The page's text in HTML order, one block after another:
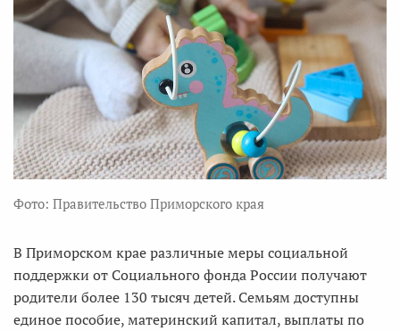
Фото: Правительство Приморского края
В Приморском крае различные меры социальной
поддержки от Социального фонда России получают
родители более 130 тысяч детей. Семьям доступны
единое пособие, материнский капитал, выплаты по